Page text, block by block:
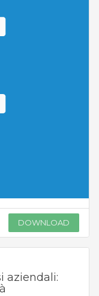
DOWNLOAD
aziendali: